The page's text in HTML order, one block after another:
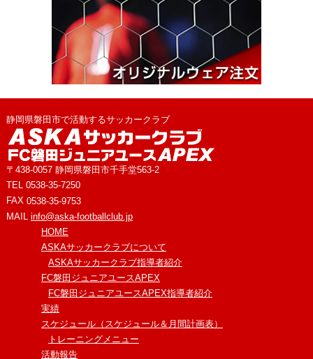
静岡県磐田市で活動するサッカークラブ
〒438-0057 静岡県磐田市千手堂563-2
TEL
0538-35-7250
FAX 0538-35-9753
MAIL
info@aska-footballclub.jp
HOME
ASKAサッカークラブについて
ASKAサッカークラブ指導者紹介
FC磐田ジュニアユースAPEX
FC磐田ジュニアユースAPEX指導者紹介
実績
スケジュール（スケジュール＆月間計画表）
トレーニングメニュー
活動報告